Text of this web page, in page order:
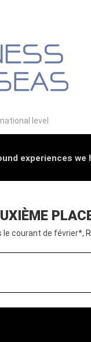
level
experiences we
le courant de février*,